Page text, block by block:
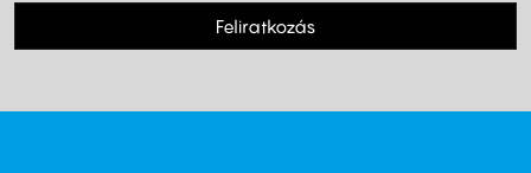
Feliratkozás